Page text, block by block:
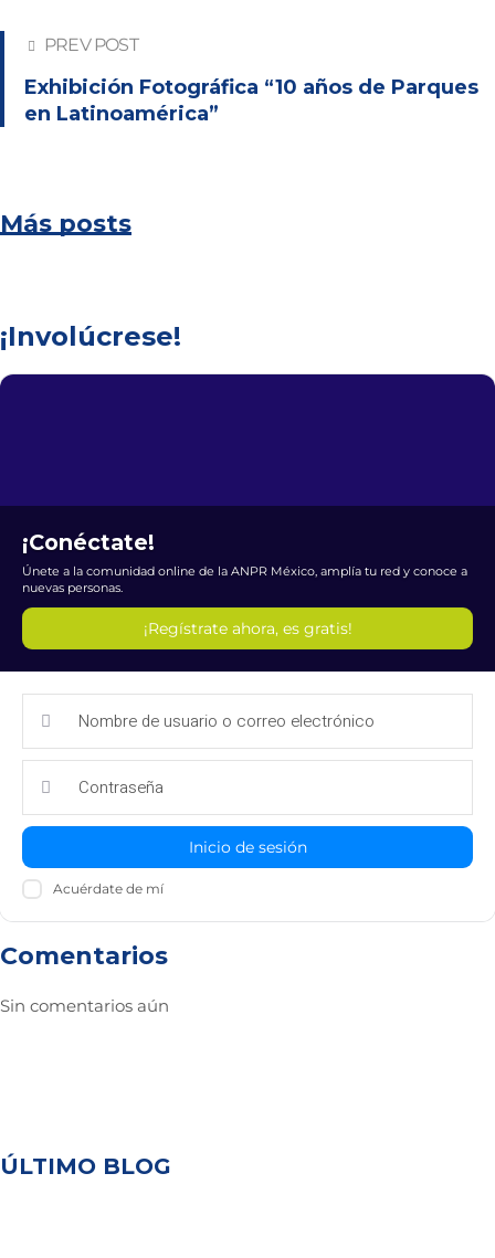
PREV POST
Exhibición Fotográfica “10 años de Parques
en Latinoamérica”
Más posts
¡Involúcrese!
¡Conéctate!
Únete a la comunidad online de la ANPR México, amplía tu red y conoce a
nuevas personas.
¡Regístrate ahora, es gratis!
Inicio de sesión
Acuérdate de mí
Comentarios
Sin comentarios aún
ÚLTIMO BLOG